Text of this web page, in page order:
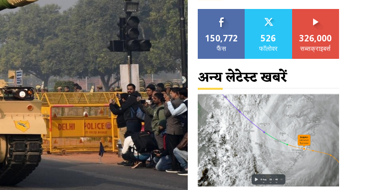
150,772
फैंस
526
फॉलोवर
326,000
सब्सक्राइबर्स
अन्य लेटेस्ट खबरें